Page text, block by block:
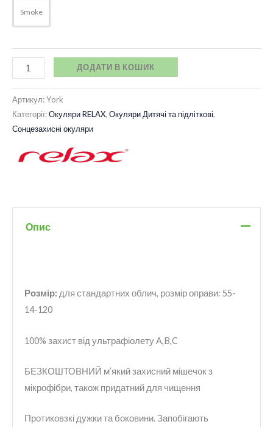
Smoke
ДОДАТИ В КОШИК
Артикул:York
Категорії:Окуляри RELAX, Окуляри Дитячі та підліткові,
Сонцезахисні окуляри
Опис
Розмір: для стандартних облич, розмір оправи: 55-
14-120
100% захист від ультрафіолету A,B,C
БЕЗКОШТОВНИЙ м’який захисний мішечок з
мікрофібри, також придатний для чищення
Протиковзкі дужки та боковини. Запобігають